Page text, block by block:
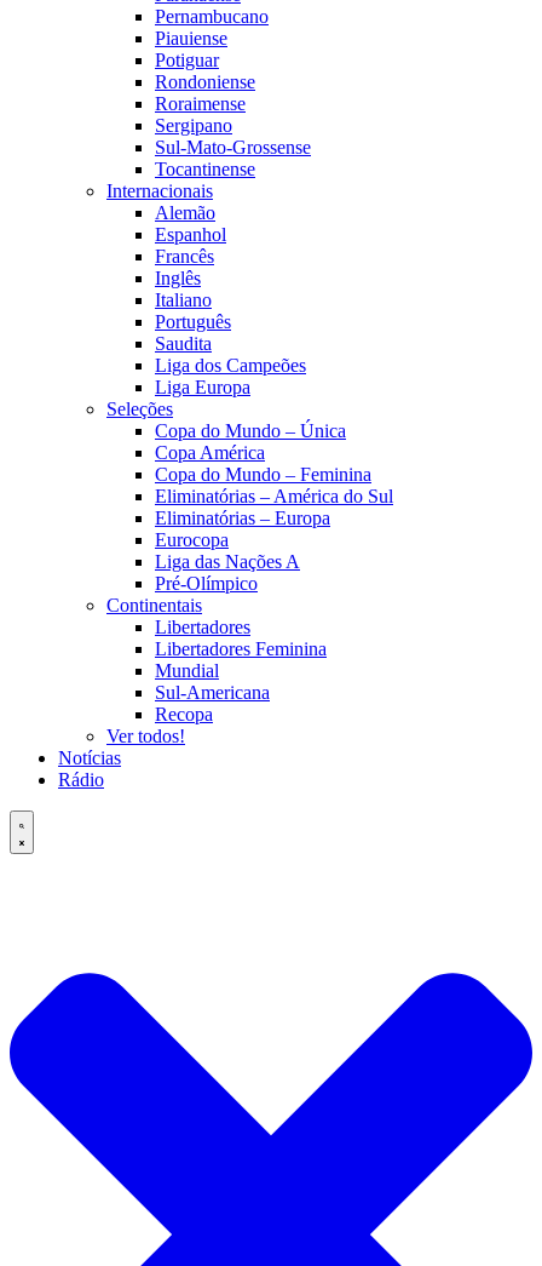
Pernambucano
Piauiense
Potiguar
Rondoniense
Roraimense
Sergipano
Sul-Mato-Grossense
Tocantinense
Internacionais
Alemão
Espanhol
Francês
Inglês
Italiano
Português
Saudita
Liga dos Campeões
Liga Europa
Seleções
Copa do Mundo – Única
Copa América
Copa do Mundo – Feminina
Eliminatórias – América do Sul
Eliminatórias – Europa
Eurocopa
Liga das Nações A
Pré-Olímpico
Continentais
Libertadores
Libertadores Feminina
Mundial
Sul-Americana
Recopa
Ver todos!
Notícias
Rádio